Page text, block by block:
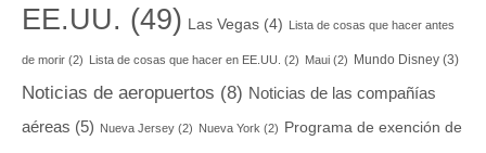
EE.UU. (49) Las Vegas (4) Lista de cosas que hacer antes
de morir (2) Lista de cosas que hacer en EE.UU. (2) Maui (2) Mundo Disney (3)
Noticias de aeropuertos (8) Noticias de las compañías
aéreas (5) Nueva Jersey (2) Nueva York (2) Programa de exención de